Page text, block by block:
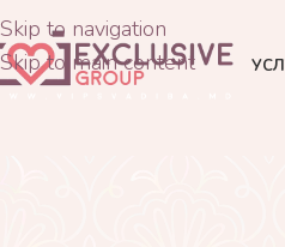
Skip to navigation
Skip to main content